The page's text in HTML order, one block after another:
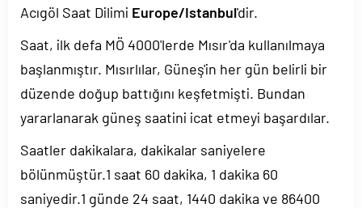
Acıgöl Saat Dilimi Europe/Istanbul'dir.
Saat, ilk defa MÖ 4000'lerde Mısır'da kullanılmaya
başlanmıştır. Mısırlılar, Güneş'in her gün belirli bir
düzende doğup battığını keşfetmişti. Bundan
yararlanarak güneş saatini icat etmeyi başardılar.
Saatler dakikalara, dakikalar saniyelere
bölünmüştür.1 saat 60 dakika, 1 dakika 60
saniyedir.1 günde 24 saat, 1440 dakika ve 86400